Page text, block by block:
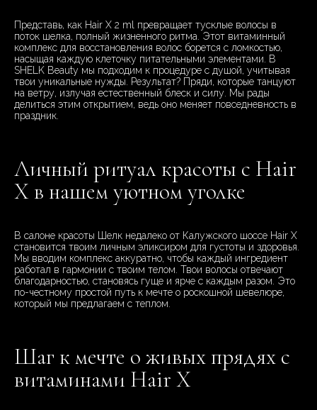
Представь, как Hair X 2 ml превращает тусклые волосы в
поток шелка, полный жизненного ритма. Этот витаминный
комплекс для восстановления волос борется с ломкостью,
насыщая каждую клеточку питательными элементами. В
SHELK Beauty мы подходим к процедуре с душой, учитывая
твои уникальные нужды. Результат? Пряди, которые танцуют
на ветру, излучая естественный блеск и силу. Мы рады
делиться этим открытием, ведь оно меняет повседневность в
праздник.
Личный ритуал красоты с Hair
X в нашем уютном уголке
В салоне красоты Шелк недалеко от Калужского шоссе Hair X
становится твоим личным эликсиром для густоты и здоровья.
Мы вводим комплекс аккуратно, чтобы каждый ингредиент
работал в гармонии с твоим телом. Твои волосы отвечают
благодарностью, становясь гуще и ярче с каждым разом. Это
по-честному простой путь к мечте о роскошной шевелюре,
который мы предлагаем с теплом.
Шаг к мечте о живых прядях с
витаминами Hair X